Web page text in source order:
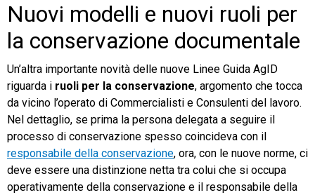
Nuovi modelli e nuovi ruoli per
la conservazione documentale
Un’altra importante novità delle nuove Linee Guida AgID
riguarda i ruoli per la conservazione, argomento che tocca
da vicino l’operato di Commercialisti e Consulenti del lavoro.
Nel dettaglio, se prima la persona delegata a seguire il
processo di conservazione spesso coincideva con il
responsabile della conservazione, ora, con le nuove norme, ci
deve essere una distinzione netta tra colui che si occupa
operativamente della conservazione e il responsabile della